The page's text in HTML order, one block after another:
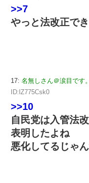
>>7
やっと法改正で
17: 名無しさん＠涙目です
ID:lZ775Csk0
>>10
自民党は入管法
表明したよね
悪化してるじゃ